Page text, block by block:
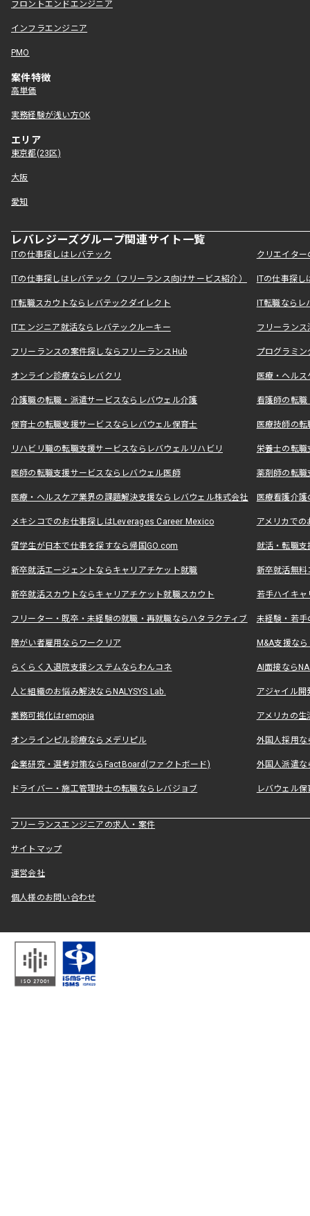
フロントエンドエンジニア
インフラエンジニア
PMO
案件特徴
高単価
実務経験が浅い方OK
エリア
東京都(23区)
大阪
愛知
レバレジーズグループ関連サイト一覧
ITの仕事探しはレバテック クリエイタ
ITの仕事探しはレバテック（フリーランス向けサービス紹介） ITの仕事探
IT転職スカウトならレバテックダイレクト IT転職なら
ITエンジニア就活ならレバテックルーキー フリーラン
フリーランスの案件探しならフリーランスHub プログラミ
オンライン診療ならレバクリ 医療・ヘル
介護職の転職・派遣サービスならレバウェル介護 看護師の転
保育士の転職支援サービスならレバウェル保育士 医療技師の
リハビリ職の転職支援サービスならレバウェルリハビリ 栄養士の転
医師の転職支援サービスならレバウェル医師 薬剤師の転
医療・ヘルスケア業界の課題解決支援ならレバウェル株式会社 医療看護介
メキシコでのお仕事探しはLeverages Career Mexico アメリカで
留学生が日本で仕事を探すなら帰国GO.com 就活・転職
新卒就活エージェントならキャリアチケット就職 新卒就活無料
新卒就活スカウトならキャリアチケット就職スカウト 若手ハイキ
フリーター・既卒・未経験の就職・再就職ならハタラクティブ 未経験・若手
障がい者雇用ならワークリア M&A支援な
らくらく入退院支援システムならわんコネ AI面接なら
人と組織のお悩み解決ならNALYSYS Lab. アジャイル
業務可視化はremopia アメリカの
オンラインピル診療ならメデリピル 外国人採用
企業研究・選考対策ならFactBoard(ファクトボード) 外国人派遣な
ドライバー・施工管理技士の転職ならレバジョブ レバウェル
フリーランスエンジニアの求人・案件
サイトマップ
運営会社
個人様のお問い合わせ